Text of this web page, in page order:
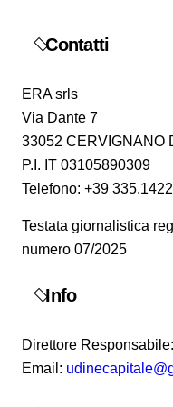
Contatti
ERA srls
Via Dante 7
33052 CERVIGNANO
P.I. IT 03105890309
Telefono: +39
Testata giornalistica
numero 07/2025
Info
Direttore
Email: